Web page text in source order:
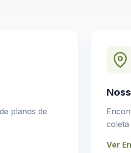
planos de
coleta
Ver